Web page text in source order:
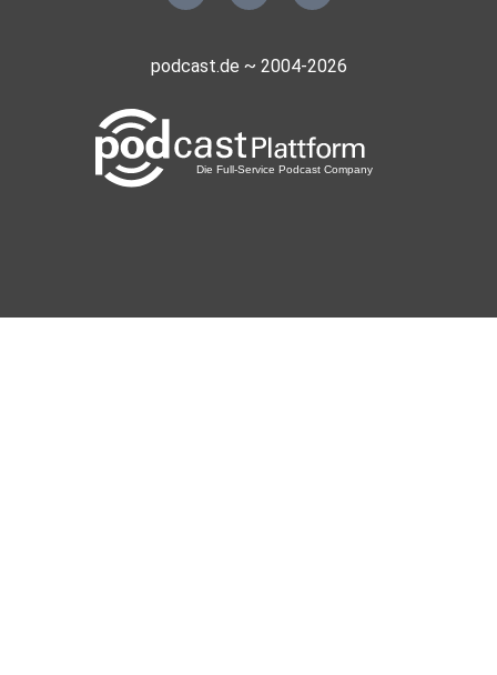
podcast.de ~ 2004-2026